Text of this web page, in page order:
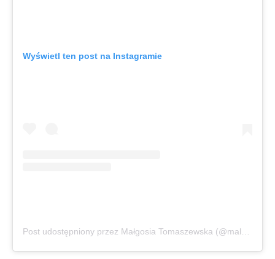
Wyświetl ten post na Instagramie